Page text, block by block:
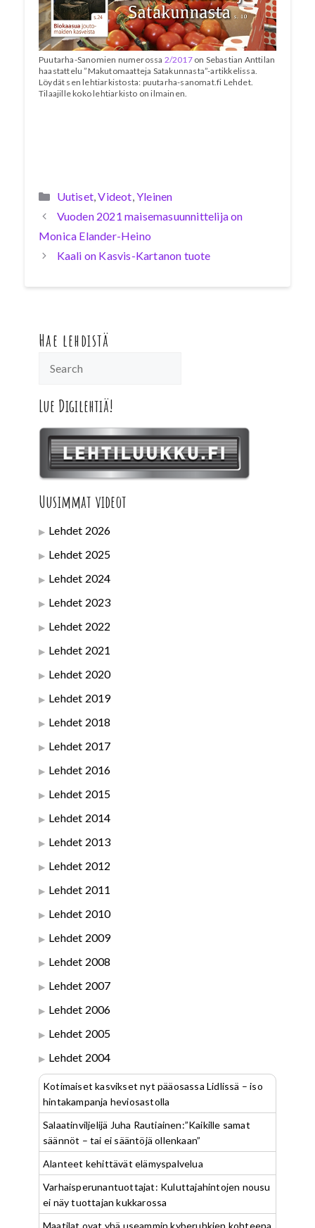
Puutarha-Sanomien numerossa 2/2017on Sebastian Anttilan
haastattelu ”Makutomaatteja Satakunnasta”-artikkelissa.
Löydät sen lehtiarkistosta: puutarha-sanomat.fi Lehdet.
Tilaajille koko lehtiarkisto on ilmainen.
Kategoriat
Uutiset,Videot,Yleinen
Vuoden 2021 maisemasuunnittelija on
Monica Elander-Heino
Kaali on Kasvis-Kartanon tuote
Hae lehdistä
Lue Digilehtiä!
Uusimmat videot
Lehdet 2026
Lehdet 2025
Lehdet 2024
Lehdet 2023
Lehdet 2022
Lehdet 2021
Lehdet 2020
Lehdet 2019
Lehdet 2018
Lehdet 2017
Lehdet 2016
Lehdet 2015
Lehdet 2014
Lehdet 2013
Lehdet 2012
Lehdet 2011
Lehdet 2010
Lehdet 2009
Lehdet 2008
Lehdet 2007
Lehdet 2006
Lehdet 2005
Lehdet 2004
Kotimaiset kasvikset nyt pääosassa Lidlissä – iso
hintakampanja heviosastolla
Salaatinviljelijä Juha Rautiainen:”Kaikille samat
säännöt – tai ei sääntöjä ollenkaan”
Alanteet kehittävät elämyspalvelua
Varhaisperunantuottajat: Kuluttajahintojen nousu
ei näy tuottajan kukkarossa